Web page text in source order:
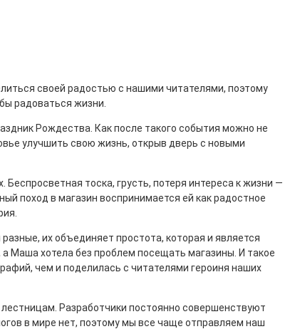
своей радостью с нашими читателями, поэтому
радоваться жизни.
Рождества. Как после такого события можно не
улучшить свою жизнь, открыв дверь с новыми
тоска, грусть, потеря интереса к жизни —
поход в магазин воспринимается ей как радостное
их объединяет простота, которая и является
Маша хотела без проблем посещать магазины. И такое
чем и поделилась с читателями героиня наших
Разработчики постоянно совершенствуют
в мире нет, поэтому мы все чаще отправляем наш